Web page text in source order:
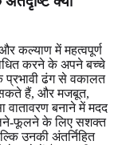
कल्याण में महत्वपूर्ण
करने के अपने बच्चे
प्रभावी ढंग से वकालत
सकते हैं, और मजबूत,
बनाने में मदद
फूलने के लिए सशक्त
उनकी अंतर्निहित